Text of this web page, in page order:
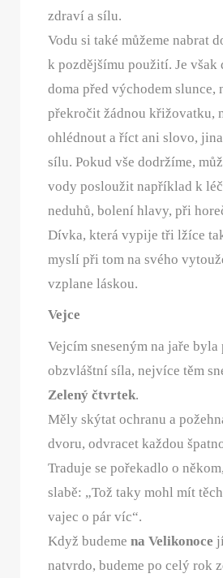
zdraví a sílu.
Vodu si také můžeme nabrat
k pozdějšímu použití. Je však
doma před východem slunce,
překročit žádnou křižovatku,
ohlédnout a říct ani slovo,
sílu. Pokud vše dodržíme,
vody posloužit například k
neduhů, bolení hlavy, při
Dívka, která vypije tři lžíce
myslí při tom na svého
vzplane láskou.
Vejce
Vejcím sneseným na jaře
obzvláštní síla, nejvíce těm
Zelený čtvrtek.
Měly skýtat ochranu a
dvoru, odvracet každou
Traduje se pořekadlo o
slabě: „Tož taky mohl mít
vajec o pár víc“.
Když budeme na Velikonoce
natvrdo, budeme po celý rok